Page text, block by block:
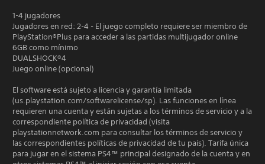
1-4 jugadores
Jugadores en red: 2-4 - El juego completo requiere ser miembro de
PlayStation®Plus para acceder a las partidas multijugador online
6GB como mínimo
DUALSHOCK®4
Juego online (opcional)
El software está sujeto a licencia y garantía limitada
(us.playstation.com/softwarelicense/sp). Las funciones en línea
requieren una cuenta y están sujetas a los términos de servicio y a la
correspondiente política de privacidad (visita
playstationnetwork.com para consultar los términos de servicio y
las correspondientes políticas de privacidad de tu país). Tarifa única
para jugar en el sistema PS4™ principal designado de la cuenta y en